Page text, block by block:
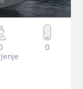
0